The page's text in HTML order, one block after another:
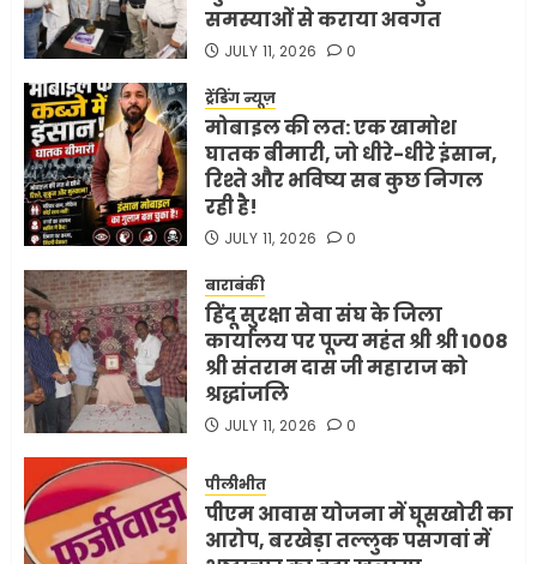
समस्याओं से कराया अवगत
JULY 11, 2026 0
ट्रेंडिंग न्यूज़
मोबाइल की लत: एक खामोश
घातक बीमारी, जो धीरे-धीरे इंसान,
रिश्ते और भविष्य सब कुछ निगल
रही है!
JULY 11, 2026 0
बाराबंकी
हिंदू सुरक्षा सेवा संघ के जिला
कार्यालय पर पूज्य महंत श्री श्री 1008
श्री संतराम दास जी महाराज को
श्रद्धांजलि
JULY 11, 2026 0
पीलीभीत
पीएम आवास योजना में घूसखोरी का
आरोप, बरखेड़ा तल्लुक पसगवां में